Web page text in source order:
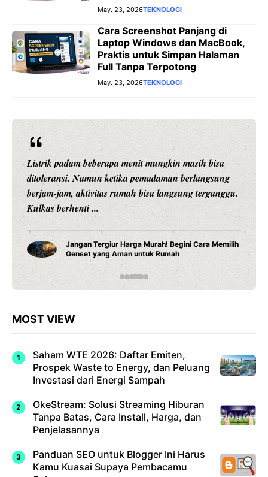
May. 23, 2026TEKNOLOGI
Cara Screenshot Panjang di
Laptop Windows dan MacBook,
Praktis untuk Simpan Halaman
Full Tanpa Terpotong
May. 23, 2026TEKNOLOGI
Pernah mengalami listrik padam saat sedang bekerja,
anak belajar online, atau makanan di kulkas mulai
mencair karena pemadaman berlangsung berjam-
jam? ...
Cara Pasang Genset di Rumah yang Aman dan
Benar, Jangan Sampai Salah Instalasi
MOST VIEW
Saham WTE 2026: Daftar Emiten,
Prospek Waste to Energy, dan Peluang
Investasi dari Energi Sampah
OkeStream: Solusi Streaming Hiburan
Tanpa Batas, Cara Install, Harga, dan
Penjelasannya
Panduan SEO untuk Blogger Ini Harus
Kamu Kuasai Supaya Pembacamu